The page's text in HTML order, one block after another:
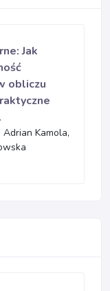
Jak
obliczu
Kamola,